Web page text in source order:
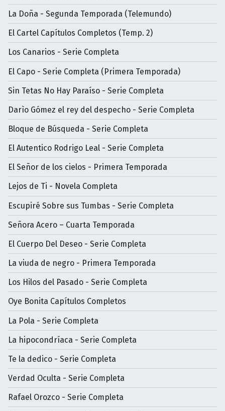
La Doña - Segunda Temporada (Telemundo)
El Cartel Capítulos Completos (Temp. 2)
Los Canarios - Serie Completa
El Capo - Serie Completa (Primera Temporada)
Sin Tetas No Hay Paraíso - Serie Completa
Darìo Gómez el rey del despecho - Serie Completa
Bloque de Búsqueda - Serie Completa
El Autentico Rodrigo Leal - Serie Completa
El Señor de los cielos - Primera Temporada
Lejos de Ti - Novela Completa
Escupiré Sobre sus Tumbas - Serie Completa
Señora Acero – Cuarta Temporada
El Cuerpo Del Deseo - Serie Completa
La viuda de negro - Primera Temporada
Los Hilos del Pasado - Serie Completa
Oye Bonita Capítulos Completos
La Pola - Serie Completa
La hipocondríaca - Serie Completa
Te la dedico - Serie Completa
Verdad Oculta - Serie Completa
Rafael Orozco - Serie Completa